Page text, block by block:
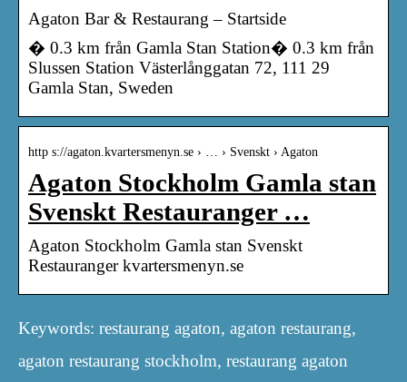
Agaton Bar & Restaurang – Startside
� 0.3 km från Gamla Stan Station� 0.3 km från
Slussen Station Västerlånggatan 72, 111 29
Gamla Stan, Sweden
http s://agaton.kvartersmenyn.se › … › Svenskt › Agaton
Agaton Stockholm Gamla stan
Svenskt Restauranger …
Agaton Stockholm Gamla stan Svenskt
Restauranger kvartersmenyn.se
Keywords: restaurang agaton, agaton restaurang,
agaton restaurang stockholm, restaurang agaton